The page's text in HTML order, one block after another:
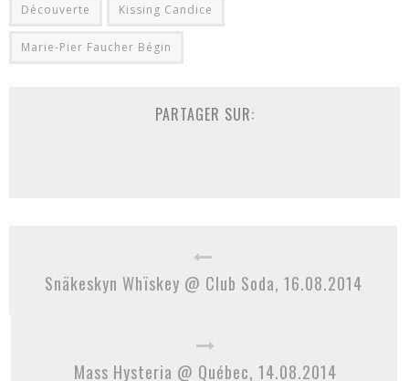
Découverte Kissing Candice
Marie-Pier Faucher Bégin
PARTAGER SUR:
Snäkeskyn Whïskey @ Club Soda, 16.08.2014
Mass Hysteria @ Québec, 14.08.2014